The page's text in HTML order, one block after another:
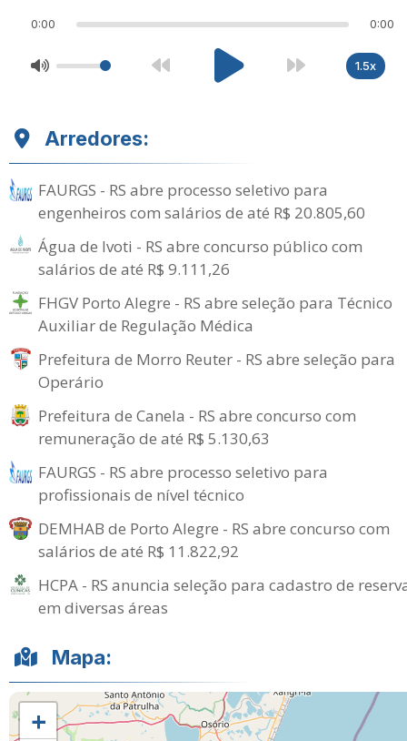
0:00 0:00
1.5x
Arredores:
FAURGS - RS abre processo seletivo para
engenheiros com salários de até R$ 20.805,60
Água de Ivoti - RS abre concurso público com
salários de até R$ 9.111,26
FHGV Porto Alegre - RS abre seleção para Técnico
Auxiliar de Regulação Médica
Prefeitura de Morro Reuter - RS abre seleção para
Operário
Prefeitura de Canela - RS abre concurso com
remuneração de até R$ 5.130,63
FAURGS - RS abre processo seletivo para
profissionais de nível técnico
DEMHAB de Porto Alegre - RS abre concurso com
salários de até R$ 11.822,92
HCPA - RS anuncia seleção para cadastro de
em diversas áreas
Mapa:
+